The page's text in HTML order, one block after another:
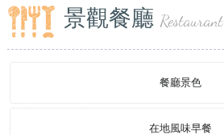
景觀餐廳 Restaurant
餐廳景色
在地風味早餐